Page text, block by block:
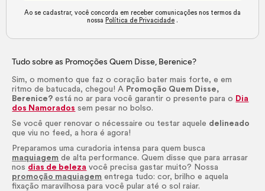
Ao se cadastrar, você concorda em receber comunicações nos termos da
nossa Política de Privacidade .
Tudo sobre as Promoções Quem Disse, Berenice?
Sim, o momento que faz o coração bater mais forte, e em
ritmo de batucada, chegou! A Promoção Quem Disse,
Berenice? está no ar para você garantir o presente para o Dia
dos Namorados sem pesar no bolso.
Se você quer renovar onécessaire ou testar aquele delineado
que viu no feed, a hora é agora!
Preparamos uma curadoria intensa para quem busca
maquiagem de alta performance. Quem disse que para arrasar
nos dias de beleza você precisa gastar muito? Nossa
promoção maquiagem entrega tudo: cor, brilho e aquela
fixação maravilhosa para você pular até o sol raiar.